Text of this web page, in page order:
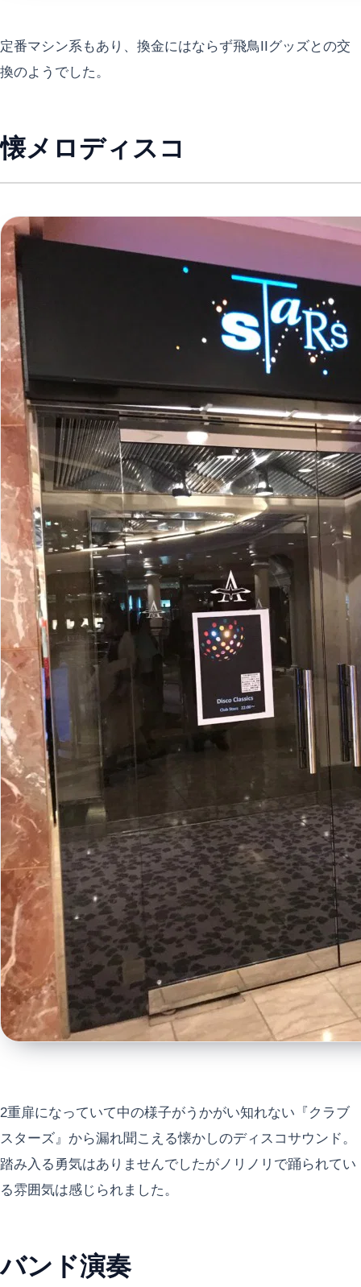
定番マシン系もあり、換金にはならず飛鳥IIグッズとの交
換のようでした。
懐メロディスコ
2重扉になっていて中の様子がうかがい知れない『クラブ
スターズ』から漏れ聞こえる懐かしのディスコサウンド。
踏み入る勇気はありませんでしたがノリノリで踊られてい
る雰囲気は感じられました。
バンド演奏